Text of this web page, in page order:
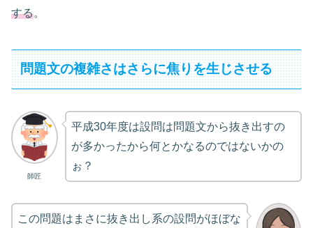
する。
問題文の複雑さはさらに焦りを生じさせる
師匠
平成30年度は設問は問題文から抜き出すの
が多かったから何とかなるのではないかの
ぉ？
この問題はまさに抜き出し系の設問がほぼな